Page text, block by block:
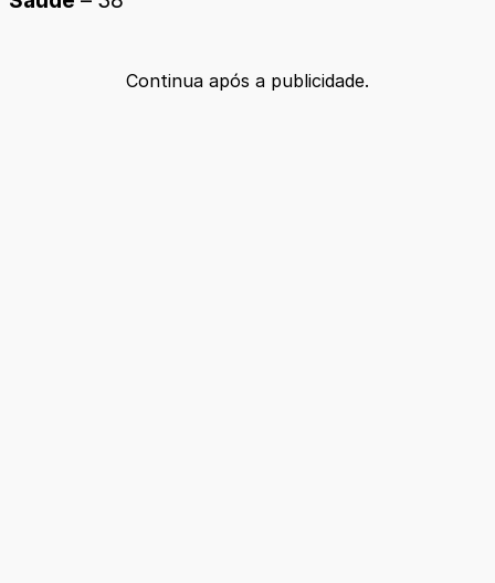
Continua após a publicidade.